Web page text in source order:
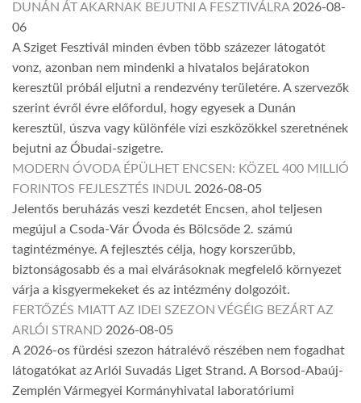
DUNÁN ÁT AKARNAK BEJUTNI A FESZTIVÁLRA 2026-08-
06
A Sziget Fesztivál minden évben több százezer látogatót
vonz, azonban nem mindenki a hivatalos bejáratokon
keresztül próbál eljutni a rendezvény területére. A szervezők
szerint évről évre előfordul, hogy egyesek a Dunán
keresztül, úszva vagy különféle vízi eszközökkel szeretnének
bejutni az Óbudai-szigetre.
MODERN ÓVODA ÉPÜLHET ENCSEN: KÖZEL 400 MILLIÓ
FORINTOS FEJLESZTÉS INDUL 2026-08-05
Jelentős beruházás veszi kezdetét Encsen, ahol teljesen
megújul a Csoda-Vár Óvoda és Bölcsőde 2. számú
tagintézménye. A fejlesztés célja, hogy korszerűbb,
biztonságosabb és a mai elvárásoknak megfelelő környezet
várja a kisgyermekeket és az intézmény dolgozóit.
FERTŐZÉS MIATT AZ IDEI SZEZON VÉGÉIG BEZÁRT AZ
ARLÓI STRAND 2026-08-05
A 2026-os fürdési szezon hátralévő részében nem fogadhat
látogatókat az Arlói Suvadás Liget Strand. A Borsod-Abaúj-
Zemplén Vármegyei Kormányhivatal laboratóriumi